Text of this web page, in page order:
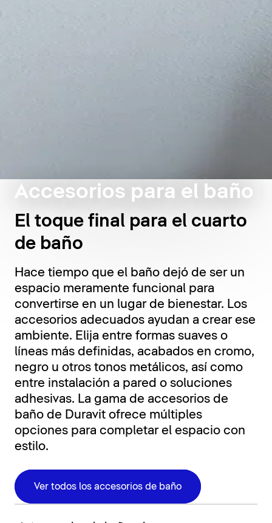
Accesorios para el baño
El toque final para el cuarto
de baño
Hace tiempo que el baño dejó de ser un
espacio meramente funcional para
convertirse en un lugar de bienestar. Los
accesorios adecuados ayudan a crear ese
ambiente. Elija entre formas suaves o
líneas más definidas, acabados en cromo,
negro u otros tonos metálicos, así como
entre instalación a pared o soluciones
adhesivas. La gama de accesorios de
baño de Duravit ofrece múltiples
opciones para completar el espacio con
estilo.
Ver todos los accesorios de baño